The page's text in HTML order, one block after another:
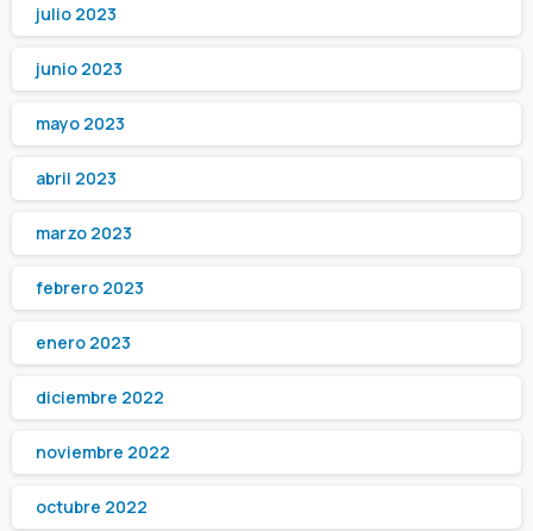
julio 2023
junio 2023
mayo 2023
abril 2023
marzo 2023
febrero 2023
enero 2023
diciembre 2022
noviembre 2022
octubre 2022